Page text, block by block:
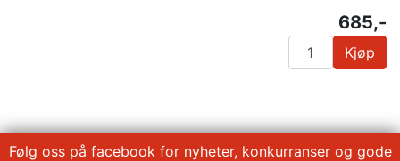
685,-
Kjøp
Følg oss på facebook for nyheter, konkurranser og gode